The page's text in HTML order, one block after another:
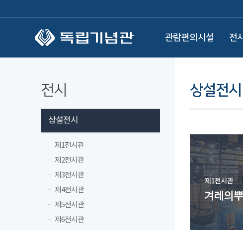
관람편의시설 전시
전시
상설전시
제1전시관
제2전시관
제3전시관
제4전시관
제5전시관
제6전시관
상설전시